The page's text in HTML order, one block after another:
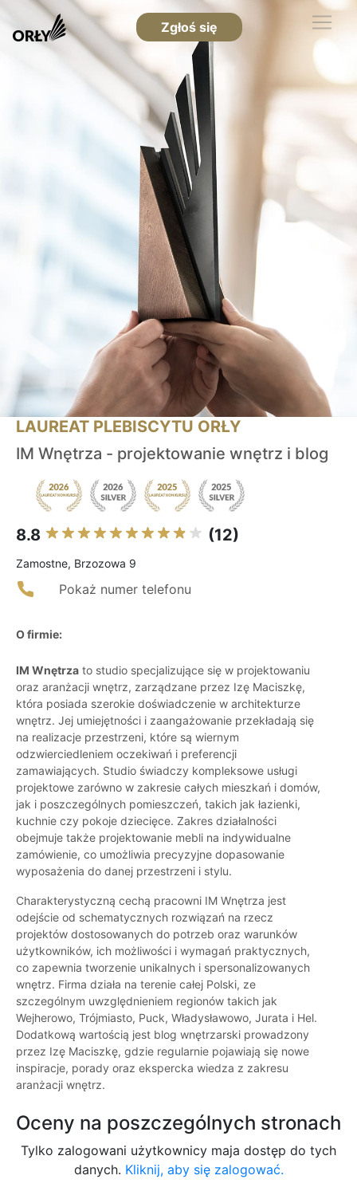
Zgłoś się
LAUREAT PLEBISCYTU ORŁY
IM Wnętrza - projektowanie wnętrz i blog
8.8 (12)
Zamostne, Brzozowa 9
Pokaż numer telefonu
O firmie:
IM Wnętrza to studio specjalizujące się w projektowaniu
oraz aranżacji wnętrz, zarządzane przez Izę Maciszkę,
która posiada szerokie doświadczenie w architekturze
wnętrz. Jej umiejętności i zaangażowanie przekładają się
na realizacje przestrzeni, które są wiernym
odzwierciedleniem oczekiwań i preferencji
zamawiających. Studio świadczy kompleksowe usługi
projektowe zarówno w zakresie całych mieszkań i domów,
jak i poszczególnych pomieszczeń, takich jak łazienki,
kuchnie czy pokoje dziecięce. Zakres działalności
obejmuje także projektowanie mebli na indywidualne
zamówienie, co umożliwia precyzyjne dopasowanie
wyposażenia do danej przestrzeni i stylu.
Charakterystyczną cechą pracowni IM Wnętrza jest
odejście od schematycznych rozwiązań na rzecz
projektów dostosowanych do potrzeb oraz warunków
użytkowników, ich możliwości i wymagań praktycznych,
co zapewnia tworzenie unikalnych i spersonalizowanych
wnętrz. Firma działa na terenie całej Polski, ze
szczególnym uwzględnieniem regionów takich jak
Wejherowo, Trójmiasto, Puck, Władysławowo, Jurata i Hel.
Dodatkową wartością jest blog wnętrzarski prowadzony
przez Izę Maciszkę, gdzie regularnie pojawiają się nowe
inspiracje, porady oraz ekspercka wiedza z zakresu
aranżacji wnętrz.
Oceny na poszczególnych stronach
Tylko zalogowani użytkownicy maja dostęp do tych
danych. Kliknij, aby się zalogować.